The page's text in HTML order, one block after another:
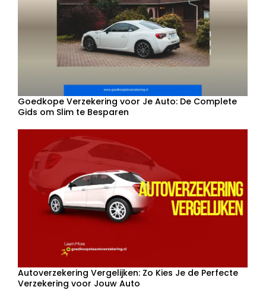
Goedkope Verzekering voor Je Auto: De Complete
Gids om Slim te Besparen
Autoverzekering Vergelijken: Zo Kies Je de Perfecte
Verzekering voor Jouw Auto